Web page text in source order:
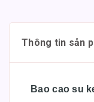
Thông tin sản
Bao cao su